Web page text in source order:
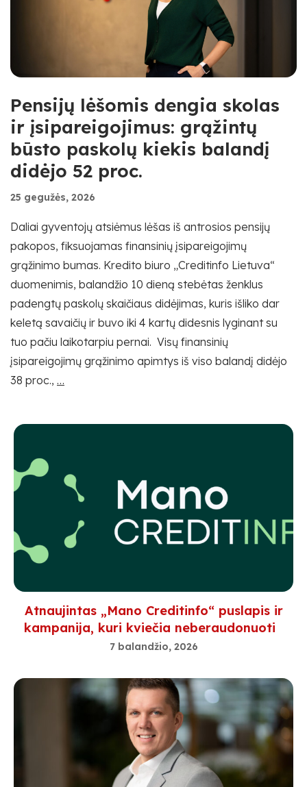
Pensijų lėšomis dengia skolas
ir įsipareigojimus: grąžintų
būsto paskolų kiekis balandį
didėjo 52 proc.
25 gegužės, 2026
Daliai gyventojų atsiėmus lėšas iš antrosios pensijų
pakopos, fiksuojamas finansinių įsipareigojimų
grąžinimo bumas. Kredito biuro „Creditinfo Lietuva“
duomenimis, balandžio 10 dieną stebėtas ženklus
padengtų paskolų skaičiaus didėjimas, kuris išliko dar
keletą savaičių ir buvo iki 4 kartų didesnis lyginant su
tuo pačiu laikotarpiu pernai. Visų finansinių
įsipareigojimų grąžinimo apimtys iš viso balandį didėjo
38 proc., …
įsipareigojimus:
grąžintų
paskolų
kiekis
didėjo
52
proc.
Atnaujintas „Mano Creditinfo“ puslapis ir
kampanija, kuri kviečia neberaudonuoti
7 balandžio, 2026